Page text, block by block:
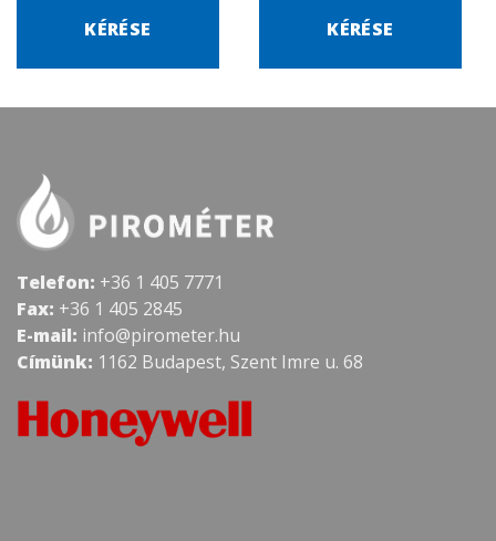
KÉRÉSE
KÉRÉSE
Telefon: +36 1 405 7771
Fax: +36 1 405 2845
E-mail: info@pirometer.hu
Címünk: 1162 Budapest, Szent Imre u. 68